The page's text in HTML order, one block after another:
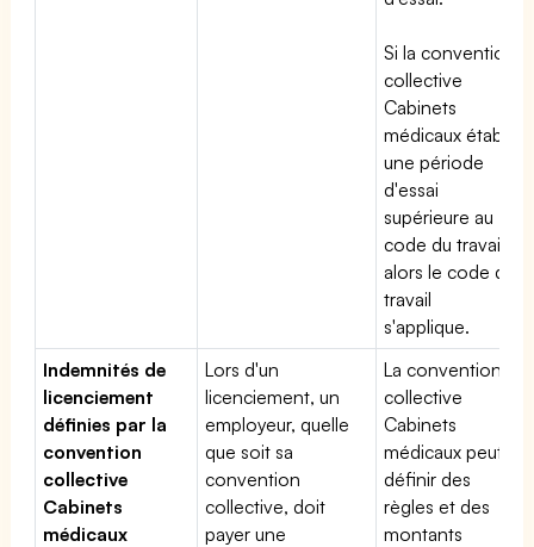
Si la convention
collective
Cabinets
médicaux établit
une période
d'essai
supérieure au
code du travail,
alors le code du
travail
s'applique.
Indemnités de
licenciement
définies par la
convention
collective
Cabinets
médicaux
Lors d'un
licenciement, un
employeur, quelle
que soit sa
convention
collective, doit
payer une
La convention
collective
Cabinets
médicaux peut
définir des
règles et des
montants